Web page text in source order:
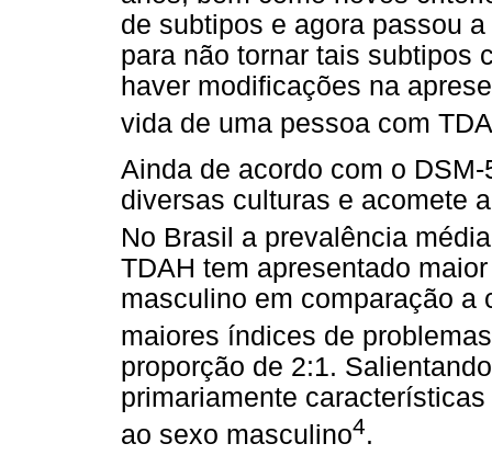
de subtipos e agora passou
para não tornar tais subtipos
haver modificações na
vida de uma pessoa com
Ainda de acordo com o
diversas culturas e acomete
No Brasil a prevalência
TDAH tem apresentado
masculino em comparação a
maiores índices de
proporção de 2:1.
primariamente
ao sexo masculino4.